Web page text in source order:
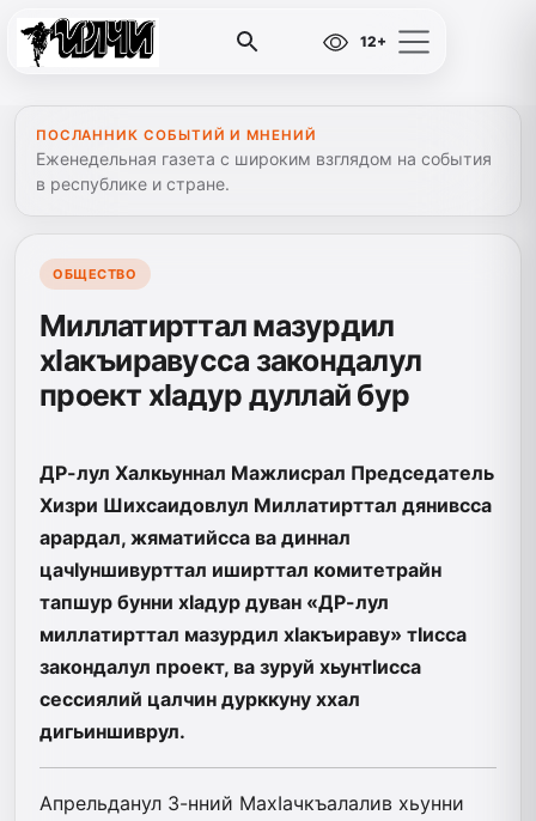
12+
ПОСЛАННИК СОБЫТИЙ И МНЕНИЙ
Еженедельная газета с широким взглядом на события
в республике и стране.
ОБЩЕСТВО
Миллатирттал мазурдил
хIакъиравусса закондалул
проект хIадур дуллай бур
ДР-лул Халкьуннал Мажлисрал Председатель
Хизри Шихсаидовлул Миллатирттал дянивсса
арардал, жяматийсса ва диннал
цачIуншивурттал иширттал комитетрайн
тапшур бунни хIадур дуван «ДР-лул
миллатирттал мазурдил хIакъираву» тIисса
закондалул проект, ва зуруй хьунтIисса
сессиялий цалчин дурккуну ххал
дигьиншиврул.
Апрельданул 3-нний МахIач­къалалив хьунни